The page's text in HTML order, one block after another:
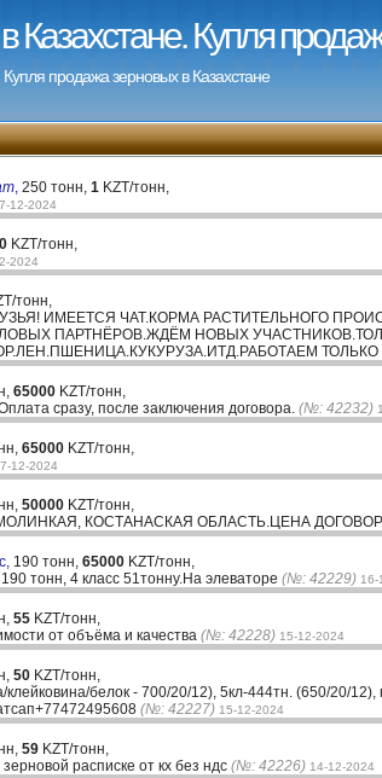
Казахстане. Купля
продажа зерновых в Казахстане
, 250 тонн, 1 KZT/тонн,
12-2024
KZT/тонн,
2024
тонн,
ИМЕЕТСЯ ЧАТ.КОРМА РАСТИТЕЛЬНОГО
ПАРТНЁРОВ.ЖДЁМ НОВЫХ
65000 KZT/тонн,
сразу, после заключения договора. (№: 42232)
65000 KZT/тонн,
12-2024
50000 KZT/тонн,
КОСТАНАСКАЯ ОБЛАСТЬ.ЦЕНА
190 тонн, 65000 KZT/тонн,
тонн, 4 класс 51тонну.На элеваторе (№: 42229) 16-
55 KZT/тонн,
от объёма и качества (№: 42228) 15-12-2024
50 KZT/тонн,
белок - 700/20/12), 5кл-444тн. (650/20/
(№: 42227) 15-12-2024
59 KZT/тонн,
расписке от кх без ндс (№: 42226) 14-12-2024